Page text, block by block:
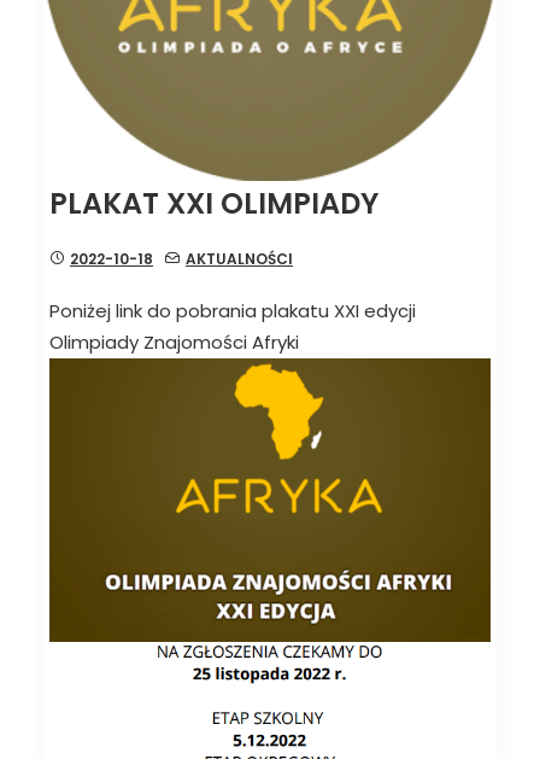
PLAKAT XXI OLIMPIADY
2022-10-18 AKTUALNOŚCI
Poniżej link do pobrania plakatu XXI edycji
Olimpiady Znajomości Afryki